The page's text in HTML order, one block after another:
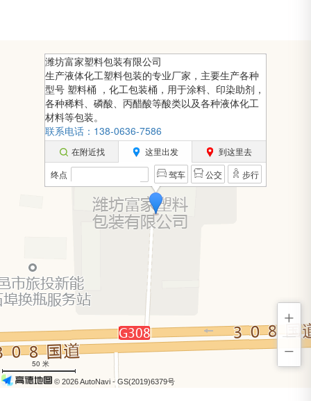
潍坊富家塑料包装有限公司
生产液体化工塑料包装的专业厂家，主要生产各种
型号 塑料桶 ，化工包装桶，用于涂料、印染助剂，
各种稀料、磷酸、丙醋酸等酸类以及各种液体化工
材料等包装。
联系电话：138-0636-7586
在附近找 这里出发
到这里去
终点
驾车 公交 步行
+
−
50 米
© 2026 AutoNavi - GS(2019)6379号